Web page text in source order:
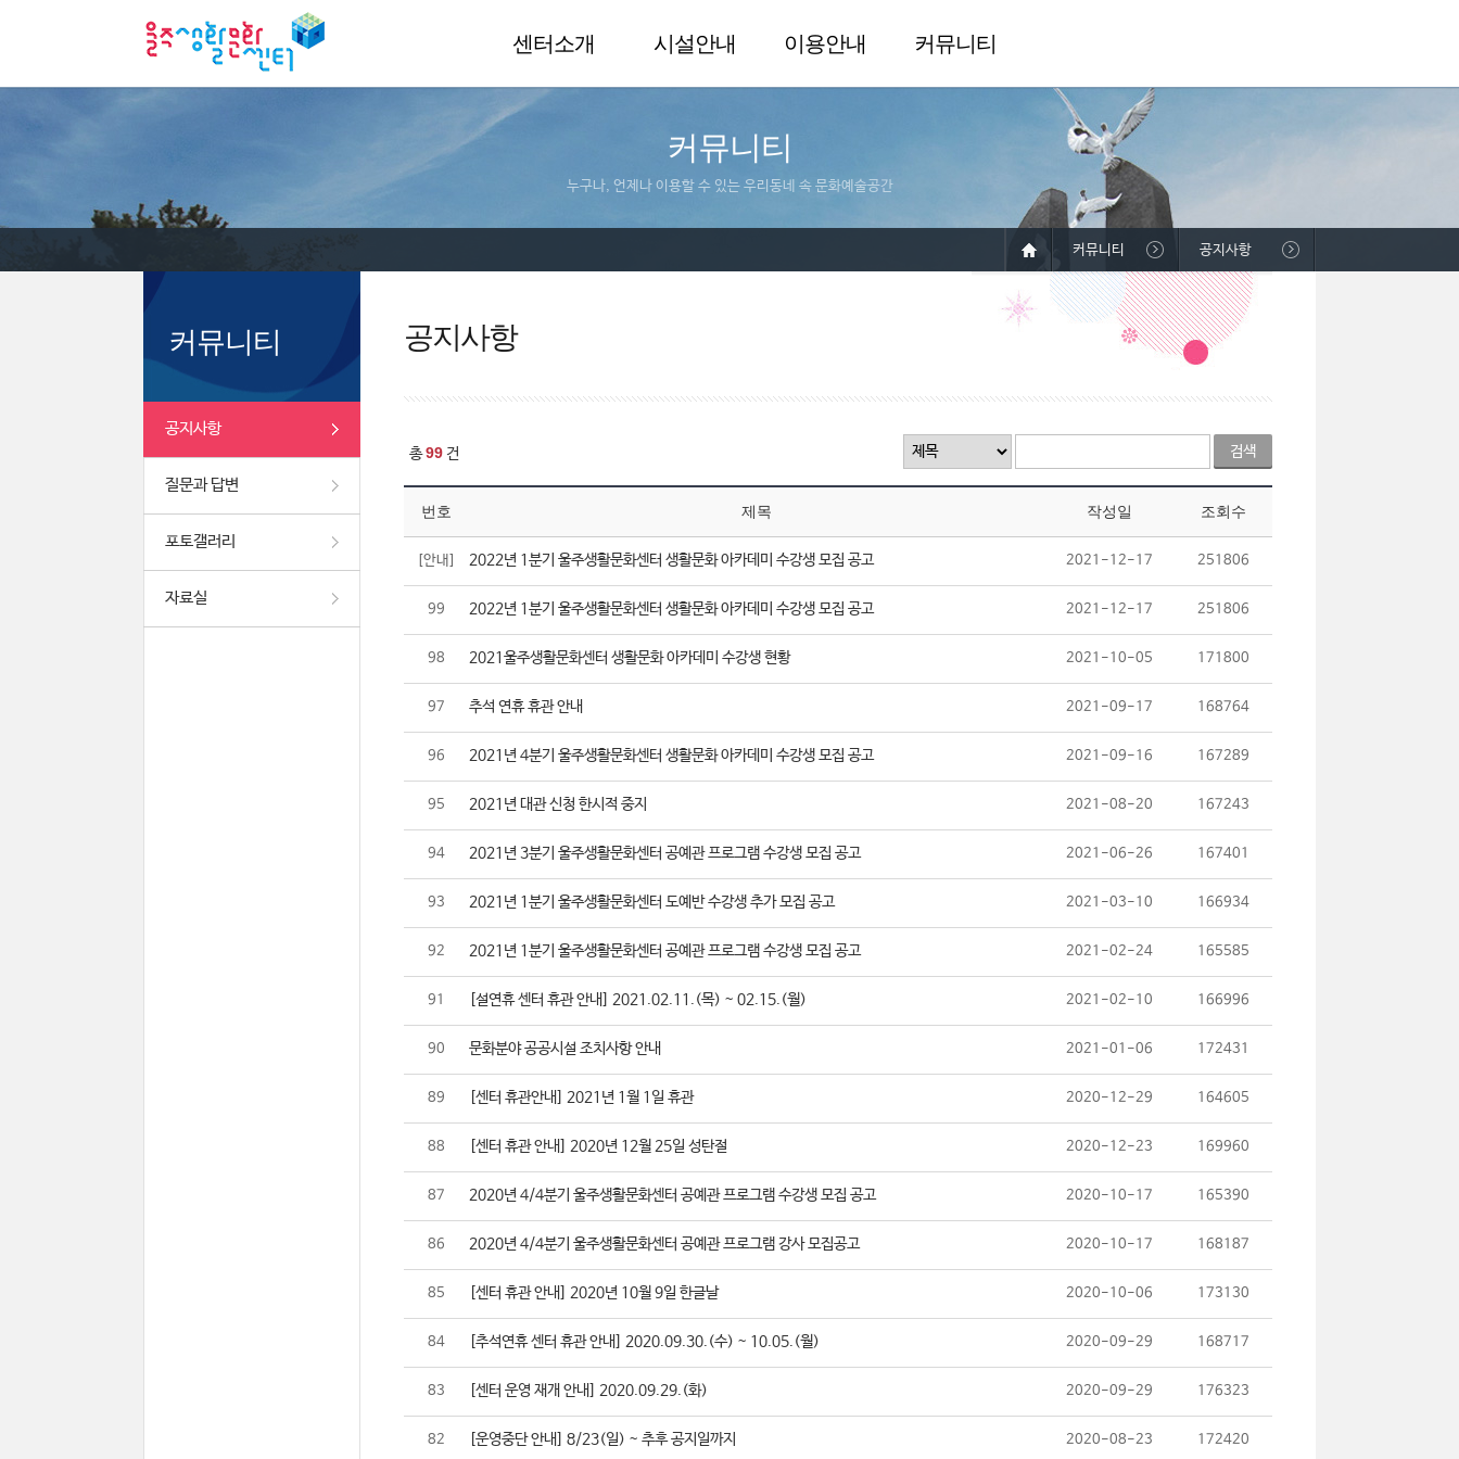
센터소개 시설안내 이용안내 커뮤니티
커뮤니티
누구나, 언제나 이용할 수 있는 우리동네 속 문화예술공간
커뮤니티
공지사항
질문과 답변
포토갤러리
자료실
커뮤니티 공지사항
공지사항
총99 건
번호 제목 작성일 조회수
[안내] 2022년 1분기 울주생활문화센터 생활문화 아카데미 수강생 모집 공고 2021-12-17 251806
99 2022년 1분기 울주생활문화센터 생활문화 아카데미 수강생 모집 공고 2021-12-17 251806
98 2021울주생활문화센터 생활문화 아카데미 수강생 현황 2021-10-05 171800
97 추석 연휴 휴관 안내 2021-09-17 168764
96 2021년 4분기 울주생활문화센터 생활문화 아카데미 수강생 모집 공고 2021-09-16 167289
95 2021년 대관 신청 한시적 중지 2021-08-20 167243
94 2021년 3분기 울주생활문화센터 공예관 프로그램 수강생 모집 공고 2021-06-26 167401
93 2021년 1분기 울주생활문화센터 도예반 수강생 추가 모집 공고 2021-03-10 166934
92 2021년 1분기 울주생활문화센터 공예관 프로그램 수강생 모집 공고 2021-02-24 165585
91 [설연휴 센터 휴관 안내] 2021.02.11.(목) ~ 02.15.(월) 2021-02-10 166996
90 문화분야 공공시설 조치사항 안내 2021-01-06 172431
89 [센터 휴관안내] 2021년 1월 1일 휴관 2020-12-29 164605
88 [센터 휴관 안내] 2020년 12월 25일 성탄절 2020-12-23 169960
87 2020년 4/4분기 울주생활문화센터 공예관 프로그램 수강생 모집 공고 2020-10-17 165390
86 2020년 4/4분기 울주생활문화센터 공예관 프로그램 강사 모집공고 2020-10-17 168187
85 [센터 휴관 안내] 2020년 10월 9일 한글날 2020-10-06 173130
84 [추석연휴 센터 휴관 안내] 2020.09.30.(수) ~ 10.05.(월) 2020-09-29 168717
83 [센터 운영 재개 안내] 2020.09.29.(화) 2020-09-29 176323
82 [운영중단 안내] 8/23(일) ~ 추후 공지일까지 2020-08-23 172420